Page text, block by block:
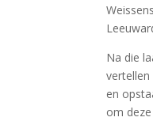
Na die
en
om